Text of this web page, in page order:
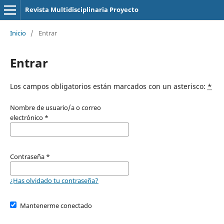
Revista Multidisciplinaria Proyecto
Inicio / Entrar
Entrar
Los campos obligatorios están marcados con un asterisco: *
Nombre de usuario/a o correo
electrónico *
Contraseña *
¿Has olvidado tu contraseña?
Mantenerme conectado